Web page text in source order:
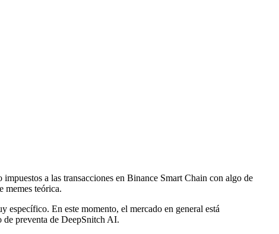
a las transacciones en Binance Smart Chain con algo de
memes teórica.
específico. En este momento, el mercado en general está
de preventa de DeepSnitch AI.